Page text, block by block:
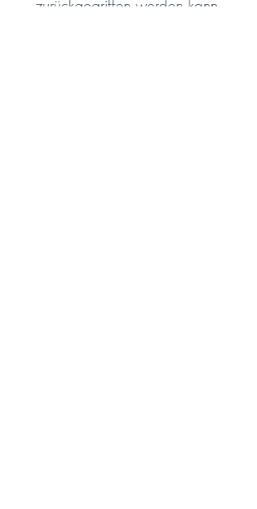
zurückgegriffen werden kann.